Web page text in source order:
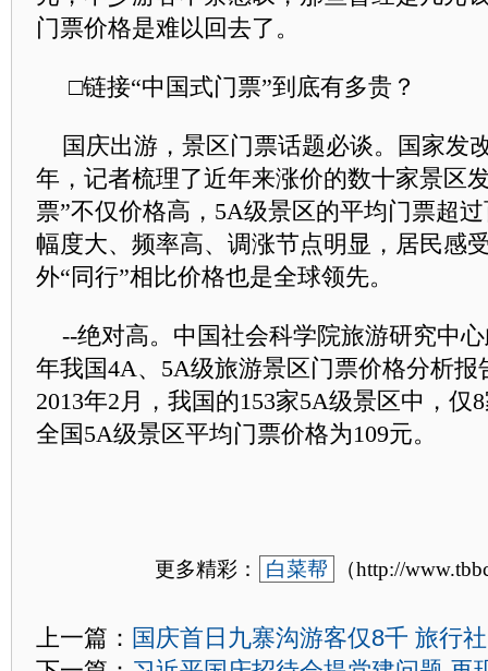
门票价格是难以回去了。
□链接“中国式门票”到底有多贵？
国庆出游，景区门票话题必谈。国家发
年，记者梳理了近年来涨价的数十家景区
票”不仅价格高，5A级景区的平均门票超
幅度大、频率高、调涨节点明显，居民感
外“同行”相比价格也是全球领先。
--绝对高。中国社会科学院旅游研究中心
年我国4A、5A级旅游景区门票价格分析报
2013年2月，我国的153家5A级景区中，仅
全国5A级景区平均门票价格为109元。
更多精彩： 白菜帮 （http://
上一篇： 国庆首日九寨沟游客仅8千 旅行